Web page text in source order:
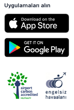
Uygulamaları alın